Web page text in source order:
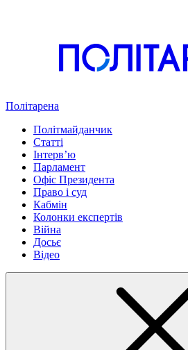
Політарена
Політмайданчик
Статті
Інтервʼю
Парламент
Офіс Президента
Право і суд
Кабмін
Колонки експертів
Війна
Досьє
Відео